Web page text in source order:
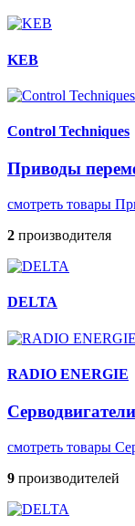
KEB
Control Techniques
Приводы
смотреть товары
2 производителя
DELTA
RADIO ENERGIE
Серводвигатели
смотреть товары
9 производителей